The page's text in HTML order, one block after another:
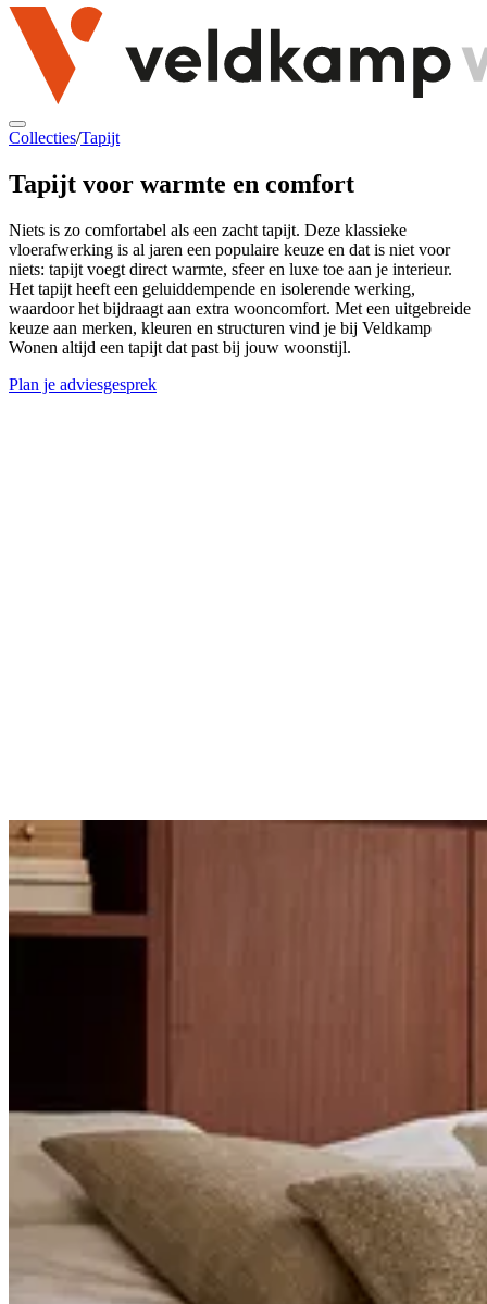
Collecties/Tapijt
Tapijt voor warmte en comfort
Niets is zo comfortabel als een zacht tapijt. Deze klassieke
vloerafwerking is al jaren een populaire keuze en dat is niet voor
niets: tapijt voegt direct warmte, sfeer en luxe toe aan je interieur.
Het tapijt heeft een geluiddempende en isolerende werking,
waardoor het bijdraagt aan extra wooncomfort. Met een uitgebreide
keuze aan merken, kleuren en structuren vind je bij Veldkamp
Wonen altijd een tapijt dat past bij jouw woonstijl.
Plan je adviesgesprek